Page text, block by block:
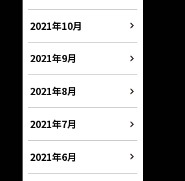
2021年10月
2021年9月
2021年8月
2021年7月
2021年6月